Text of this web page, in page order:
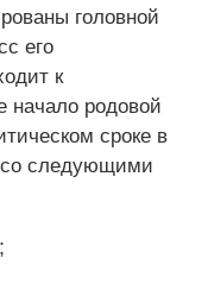
головной
его
к
начало родовой
сроке в
со следующими